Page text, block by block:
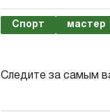
Спорт мастер
Следите за самым